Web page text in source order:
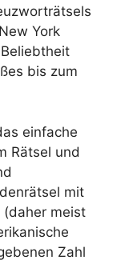
York
bis zum
einfache
Rätsel und
mit
(daher meist
Zahl